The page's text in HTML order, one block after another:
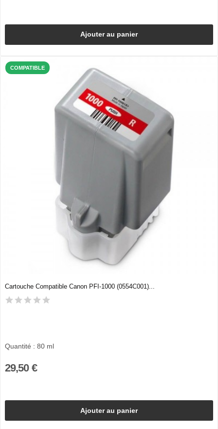
Ajouter au panier
COMPATIBLE
Cartouche Compatible Canon PFI-1000 (0554C001)...
Quantité : 80 ml
29,50 €
Ajouter au panier